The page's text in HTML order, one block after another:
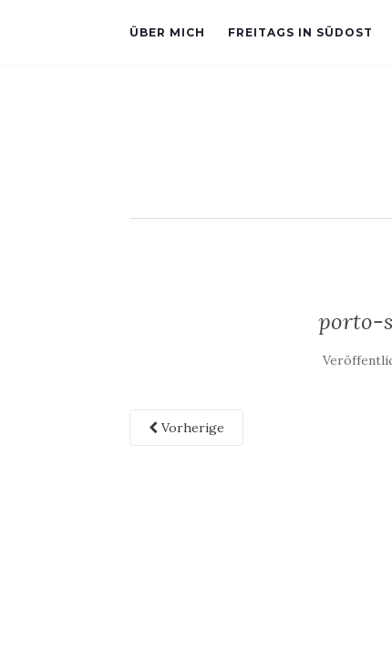
ÜBER MICH FREITAGS IN SÜDOST
porto-
Vorherige